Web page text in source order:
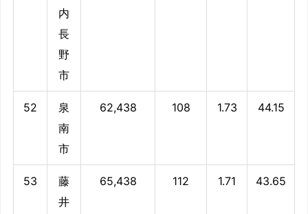
内
長
野
市
52
泉
南
市
62,438 108 1.73 44.15
53
藤
井
65,438 112 1.71 43.65